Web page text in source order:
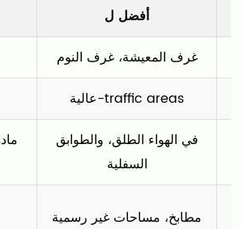
أفضل ل
غرف المعيشة، غرف النوم
عالية-traffic areas
في الهواء الطلق، والطوابق
السفلية
مطابخ، مساحات غير رسمية